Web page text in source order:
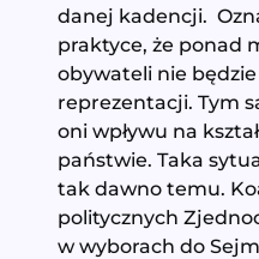
danej kadencji.
praktyce, że ponad
obywateli nie będzie
reprezentacji. Tym
oni wpływu na
państwie. Taka
tak dawno temu.
politycznych
w wyborach do